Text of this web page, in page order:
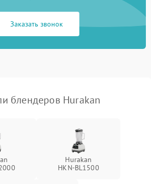
Заказать звонок
блендеров Hurakan
Hurakan
HKN‑BL1500